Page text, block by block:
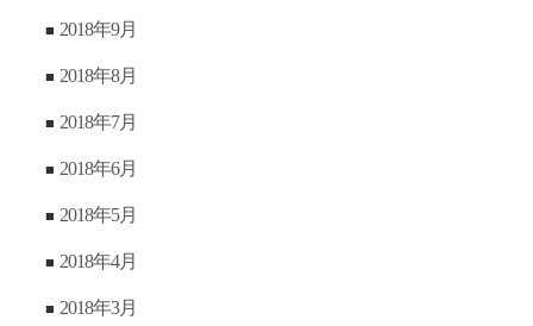
2018年9月
2018年8月
2018年7月
2018年6月
2018年5月
2018年4月
2018年3月